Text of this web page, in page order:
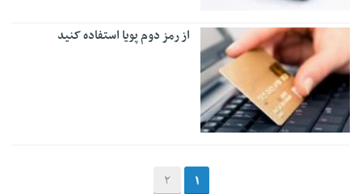
از رمز دوم پویا استفاده کنید
1
2